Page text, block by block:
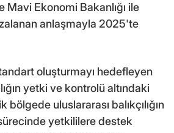
Mavi Ekonomi Bakanlığı ile
anlaşmayla 2025'te
oluşturmayı hedefleyen
yetki ve kontrolü altındaki
bölgede uluslararası balıkçılığın
sürecinde yetkililere destek